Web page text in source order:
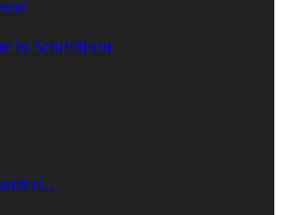
in Schriftform